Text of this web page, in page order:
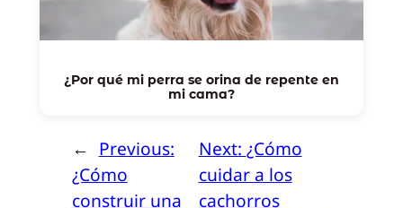
¿Por qué mi perra se orina de repente en
mi cama?
← Previous:
¿Cómo
construir una
Next: ¿Cómo
cuidar a los
cachorros